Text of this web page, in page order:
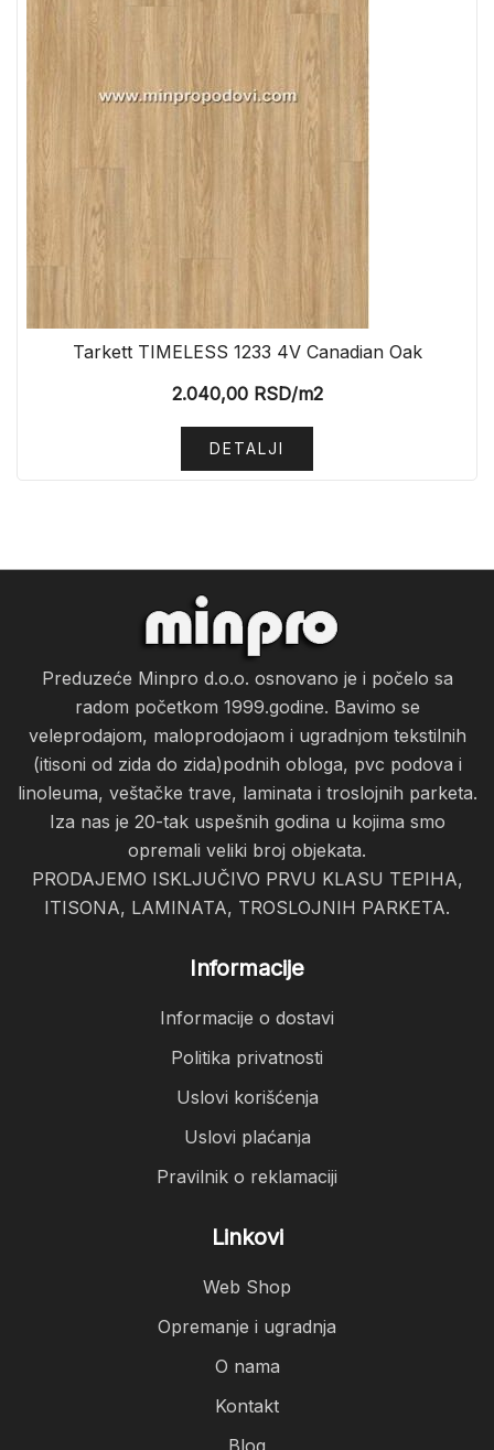
Tarkett TIMELESS 1233 4V Canadian Oak
2.040,00RSD/m2
DETALJI
Preduzeće Minpro d.o.o. osnovano je i počelo sa
radom početkom 1999.godine. Bavimo se
veleprodajom, maloprodojaom i ugradnjom tekstilnih
(itisoni od zida do zida)podnih obloga, pvc podova i
linoleuma, veštačke trave, laminata i troslojnih parketa.
Iza nas je 20-tak uspešnih godina u kojima smo
opremali veliki broj objekata.
PRODAJEMO ISKLJUČIVO PRVU KLASU TEPIHA,
ITISONA, LAMINATA, TROSLOJNIH PARKETA.
Informacije
Informacije o dostavi
Politika privatnosti
Uslovi korišćenja
Uslovi plaćanja
Pravilnik o reklamaciji
Linkovi
Web Shop
Opremanje i ugradnja
O nama
Kontakt
Blog